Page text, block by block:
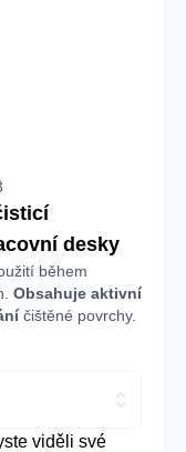
desky
během
Obsahuje aktivní
čištěné povrchy.
viděli své